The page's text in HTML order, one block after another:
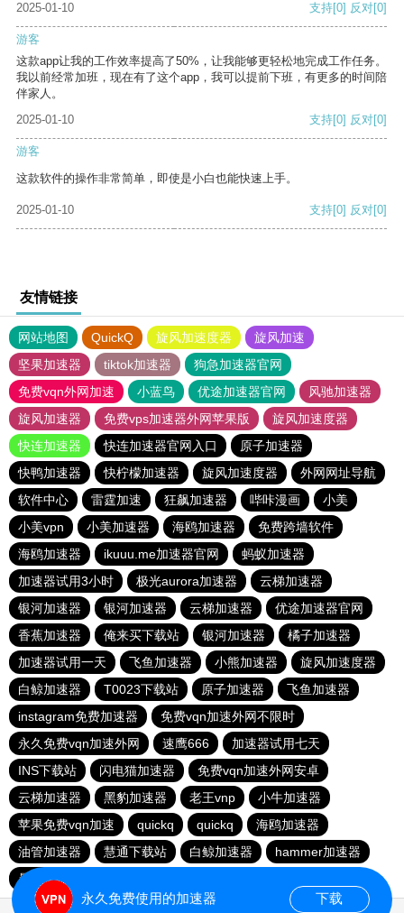
2025-01-10
支持[0] 反对[0]
游客
这款app让我的工作效率提高了50%，让我能够更轻松地完成工作任务。
我以前经常加班，现在有了这个app，我可以提前下班，有更多的时间陪
伴家人。
2025-01-10
支持[0] 反对[0]
游客
这款软件的操作非常简单，即使是小白也能快速上手。
2025-01-10 支持[0] 反对[0]
友情链接
网站地图 QuickQ 旋风加速度器
旋风加速
坚果加速器
tiktok加速器
狗急加速器官网
免费vqn外网加速
小蓝鸟 优途加速器官网
风驰加速器
旋风加速器
免费vps加速器外网苹果版
旋风加速度器
快连加速器
快连加速器官网入口
原子加速器
快鸭加速器
快柠檬加速器 旋风加速度器
外网网址导航
软件中心
雷霆加速 狂飙加速器 哔咔漫画
小美
小美vpn
小美加速器 海鸥加速器
免费跨墙软件
海鸥加速器
ikuuu.me加速器官网
蚂蚁加速器
加速器试用3小时
极光aurora加速器
云梯加速器
银河加速器
银河加速器 云梯加速器
优途加速器官网
香蕉加速器
俺来买下载站 银河加速器
橘子加速器
加速器试用一天
飞鱼加速器 小熊加速器
旋风加速度器
白鲸加速器
T0023下载站 原子加速器
飞鱼加速器
instagram免费加速器
免费vqn加速外网不限时
永久免费vqn加速外网
速鹰666
加速器试用七天
INS下载站
闪电猫加速器
免费vqn加速外网安卓
云梯加速器
黑豹加速器 老王vnp
小牛加速器
苹果免费vqn加速
quickq quickq
海鸥加速器
油管加速器
慧通下载站 白鲸加速器
hammer加速器
暴雪加速器vp
永久免费使用的加速器 下载